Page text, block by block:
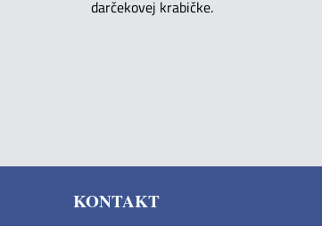
darčekovej krabičke.
KONTAKT